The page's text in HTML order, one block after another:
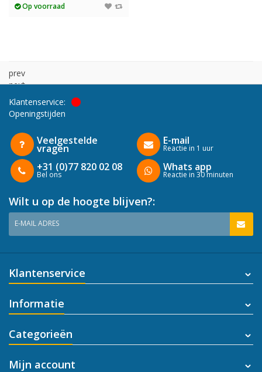
Op voorraad
prev
next
Klantenservice:
Openingstijden
Veelgestelde
vragen
+31 (0)77 820 02 08
Bel ons
E-mail
Reactie in 1 uur
Whats app
Reactie in 30 minuten
Wilt u op de hoogte blijven?:
E-MAIL ADRES
Klantenservice
Informatie
Categorieën
Mijn account